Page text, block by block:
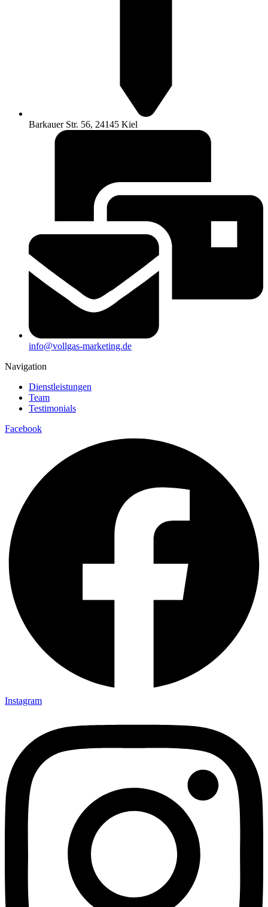
Barkauer Str. 56, 24145 Kiel
info@vollgas-marketing.de
Navigation
Dienstleistungen
Team
Testimonials
Facebook
Instagram